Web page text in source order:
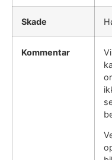
Skade
Kommentar